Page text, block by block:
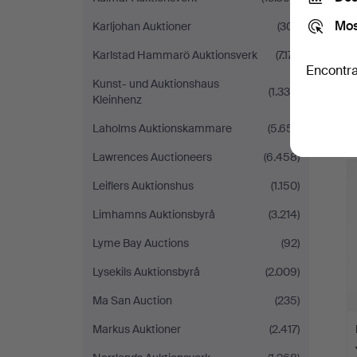
Karljohan Auktioner
(301)
Karlstad Hammarö Auktionsverk
(7.171)
Kunst- und Auktionshaus
Kleinhenz
(1.338)
Laholms Auktionskammare
(5.651)
Lawrences Auctioneers
(6.458)
Leiflers Auktionshus
(1.150)
Limhamns Auktionsbyrå
(3.214)
Lyme Bay Auctions
(92)
Lysekils Auktionsbyrå
(2.009)
Ma San Auction
(235)
Markus Auktioner
(2.417)